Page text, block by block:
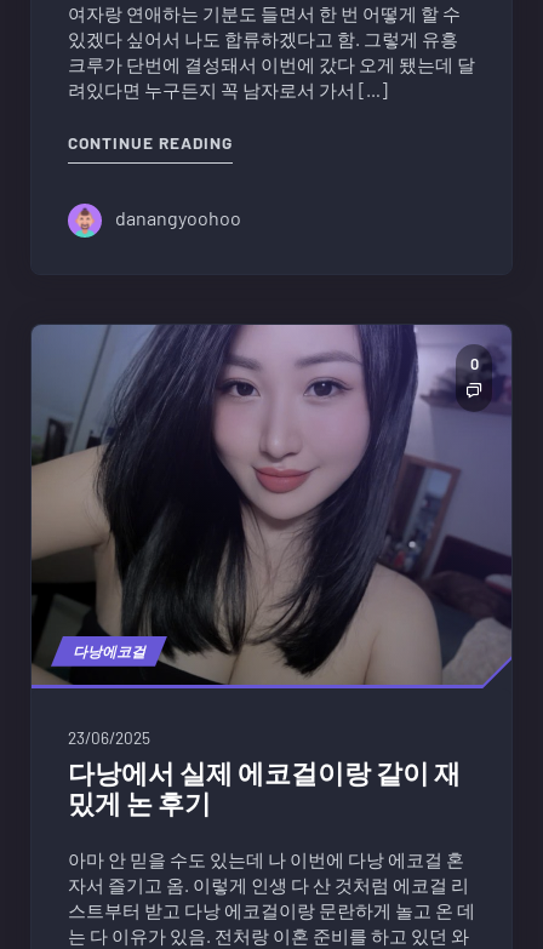
여자랑 연애하는 기분도 들면서 한 번 어떻게 할 수
있겠다 싶어서 나도 합류하겠다고 함. 그렇게 유흥
크루가 단번에 결성돼서 이번에 갔다 오게 됐는데 달
려있다면 누구든지 꼭 남자로서 가서 […]
CONTINUE READING
danangyoohoo
다낭에코걸
0
23/06/2025
다낭에서 실제 에코걸이랑 같이 재
밌게 논 후기
아마 안 믿을 수도 있는데 나 이번에 다낭 에코걸 혼
자서 즐기고 옴. 이렇게 인생 다 산 것처럼 에코걸 리
스트부터 받고 다낭 에코걸이랑 문란하게 놀고 온 데
는 다 이유가 있음. 전처랑 이혼 준비를 하고 있던 와